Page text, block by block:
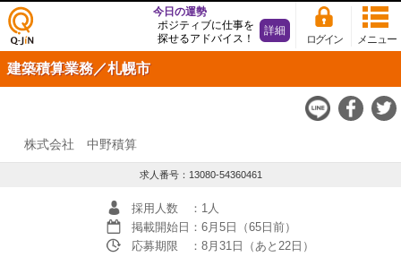
仕事
探し
の求
Q-JiN
メニュー
ログイン
今日の運勢
ポジティブに仕事を
探せるアドバイス！
詳細
建築積算業務／札幌市
株式会社 中野積算
求人番号：13080-54360461
採用人数
：1人
掲載開始日 ：6月5日（65日前）
応募期限
：8月31日（あと22日）